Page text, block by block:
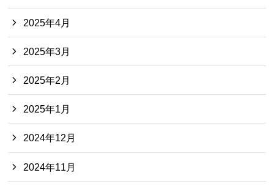
2025年4月
2025年3月
2025年2月
2025年1月
2024年12月
2024年11月